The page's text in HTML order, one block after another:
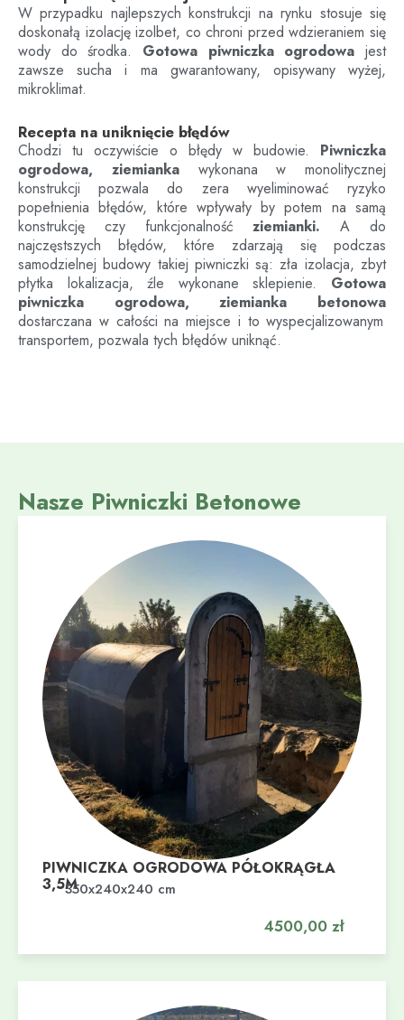
W przypadku najlepszych konstrukcji na rynku stosuje się
doskonałą izolację izolbet, co chroni przed wdzieraniem się
wody do środka. Gotowa piwniczka ogrodowa jest
zawsze sucha i ma gwarantowany, opisywany wyżej,
mikroklimat.
Recepta na uniknięcie błędów
Chodzi tu oczywiście o błędy w budowie. Piwniczka
ogrodowa, ziemiankawykonana w monolitycznej
konstrukcji pozwala do zera wyeliminować ryzyko
popełnienia błędów, które wpływały by potem na samą
konstrukcję czy funkcjonalnośćziemianki. A do
najczęstszych błędów, które zdarzają się podczas
samodzielnej budowy takiej piwniczki są: zła izolacja, zbyt
płytka lokalizacja, źle wykonane sklepienie. Gotowa
piwniczka ogrodowa, ziemianka betonowa
dostarczana w całości na miejsce i to wyspecjalizowanym
transportem, pozwala tych błędów uniknąć.
Nasze Piwniczki Betonowe
PIWNICZKA OGRODOWA PÓŁOKRĄGŁA
3,5M350x240x240 cm
4500,00 zł
Dodaj do koszyka